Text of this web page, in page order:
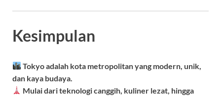
Kesimpulan
Tokyo adalah kota metropolitan yang modern, unik,
dan kaya budaya.
Mulai dari teknologi canggih, kuliner lezat, hingga